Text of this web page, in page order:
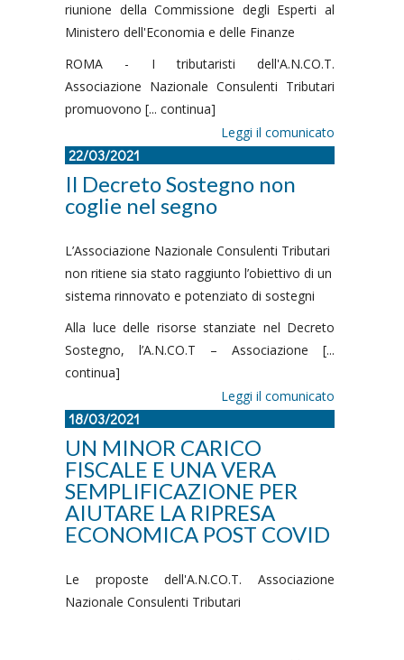
riunione della Commissione degli Esperti al
Ministero dell'Economia e delle Finanze
ROMA - I tributaristi dell'A.N.CO.T.
Associazione Nazionale Consulenti Tributari
promuovono [... continua]
Leggi il comunicato
22/03/2021
Il Decreto Sostegno non
coglie nel segno
L’Associazione Nazionale Consulenti Tributari
non ritiene sia stato raggiunto l’obiettivo di un
sistema rinnovato e potenziato di sostegni
Alla luce delle risorse stanziate nel Decreto
Sostegno, l’A.N.CO.T – Associazione [...
continua]
Leggi il comunicato
18/03/2021
UN MINOR CARICO
FISCALE E UNA VERA
SEMPLIFICAZIONE PER
AIUTARE LA RIPRESA
ECONOMICA POST COVID
Le proposte dell'A.N.CO.T. Associazione
Nazionale Consulenti Tributari